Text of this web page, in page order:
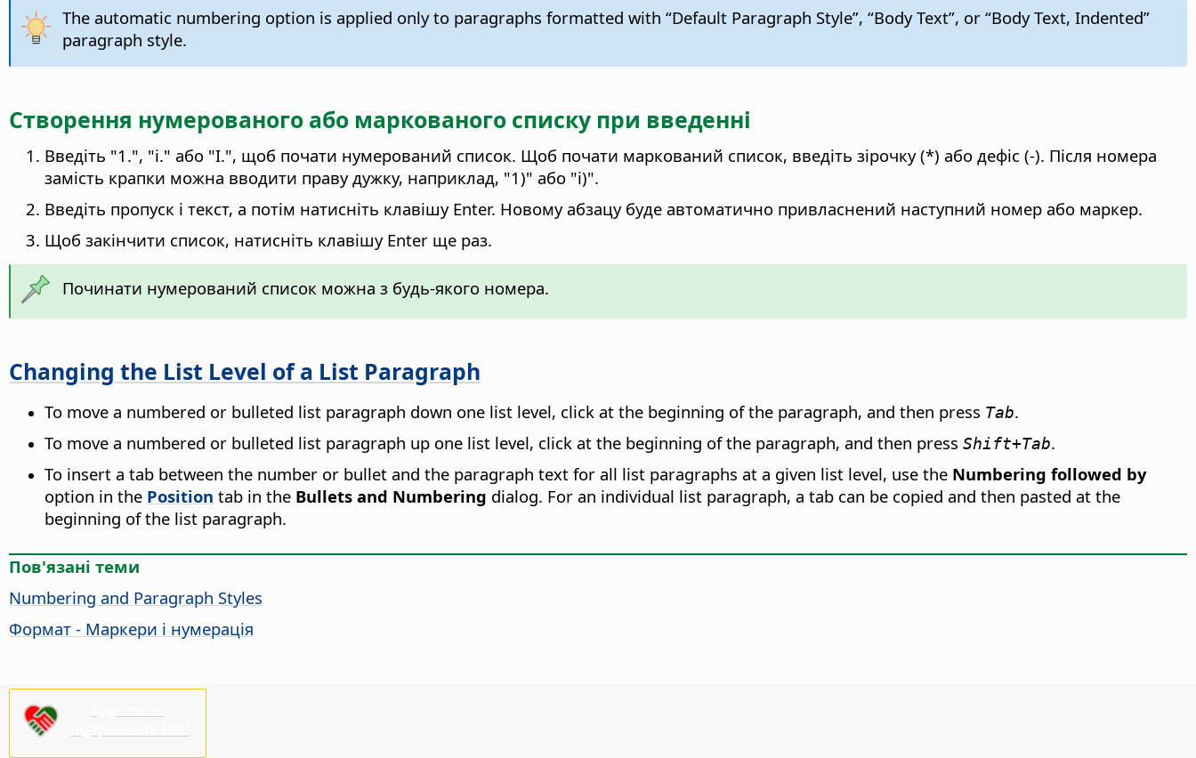
The automatic numbering option is applied only to paragraphs formatted with “Default Paragraph Style”, “Body Text”, or “Body Text, Indented”
paragraph style.
Створення нумерованого або маркованого списку при введенні
Введіть "1.", "i." або "I.", щоб почати нумерований список. Щоб почати маркований список, введіть зірочку (*) або дефіс (-). Після номера
замість крапки можна вводити праву дужку, наприклад, "1)" або "i)".
Введіть пропуск і текст, а потім натисніть клавішу Enter. Новому абзацу буде автоматично привласнений наступний номер або маркер.
Щоб закінчити список, натисніть клавішу Enter ще раз.
Починати нумерований список можна з будь-якого номера.
Changing the List Level of a List Paragraph
To move a numbered or bulleted list paragraph down one list level, click at the beginning of the paragraph, and then press Tab.
To move a numbered or bulleted list paragraph up one list level, click at the beginning of the paragraph, and then press Shift+Tab.
To insert a tab between the number or bullet and the paragraph text for all list paragraphs at a given list level, use the Numbering followed by
option in the Position tab in the Bullets and Numbering dialog. For an individual list paragraph, a tab can be copied and then pasted at the
beginning of the list paragraph.
Пов'язані теми
Numbering and Paragraph Styles
Формат - Маркери і нумерація